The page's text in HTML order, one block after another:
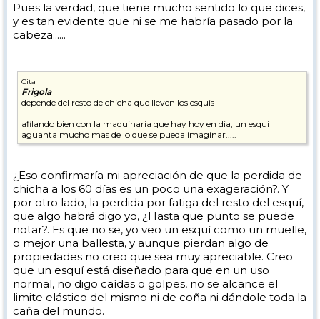
un saludo
Pues la verdad, que tiene mucho sentido lo que dices,
y es tan evidente que ni se me habría pasado por la
cabeza......
Cita
Frigola
depende del resto de chicha que lleven los esquis
afilando bien con la maquinaria que hay hoy en dia, un esqui
aguanta mucho mas de lo que se pueda imaginar.....
¿Eso confirmaría mi apreciación de que la perdida de
chicha a los 60 días es un poco una exageración?. Y
por otro lado, la perdida por fatiga del resto del esquí,
que algo habrá digo yo, ¿Hasta que punto se puede
notar?. Es que no se, yo veo un esquí como un muelle,
o mejor una ballesta, y aunque pierdan algo de
propiedades no creo que sea muy apreciable. Creo
que un esquí está diseñado para que en un uso
normal, no digo caídas o golpes, no se alcance el
limite elástico del mismo ni de coña ni dándole toda la
caña del mundo.